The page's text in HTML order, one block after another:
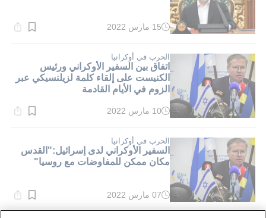
وقت
دقيقة.
15 مارس 2022
الحرب في أوكرانيا
اتفاق بين السفير الأوكراني ورئيس
الكنيست على إلقاء كلمة لزيلنسيكي عبر
الزوم في الأيام القادمة
وقت
دقيقة.
10 مارس 2022
الحرب في أوكرانيا
السفير الأوكراني لدى إسرائيل:"القدس
مكان ممكن للمفاوضات مع روسيا"
وقت
07 مارس 2022